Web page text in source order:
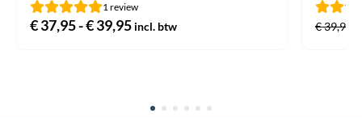
1 review
€37,95-€39,95Prijsklasse:
incl. btw €39,95